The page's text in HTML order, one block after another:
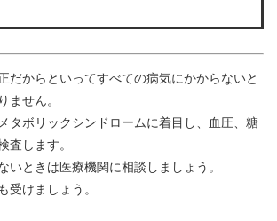
だからといってすべての病気にかからないと
ません。
タボリックシンドロームに着目し、血圧、糖
査します。
いときは医療機関に相談しましょう。
も受けましょう。